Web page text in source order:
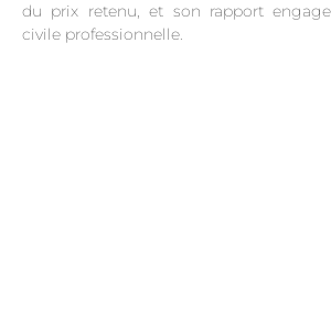
du prix retenu, et son rapport
civile professionnelle.